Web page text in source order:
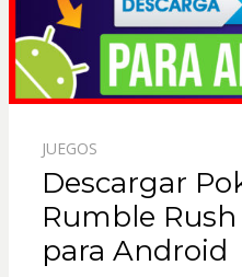
JUEGOS
Descargar
Rumble
para Android